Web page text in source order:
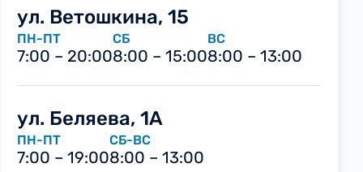
ул. Ветошкина, 15
ПН-ПТ
7:00 – 20:00
СБ
8:00 – 15:00
ВС
8:00 – 13:00
ул. Беляева, 1А
ПН-ПТ
7:00 – 19:00
СБ-ВС
8:00 – 13:00